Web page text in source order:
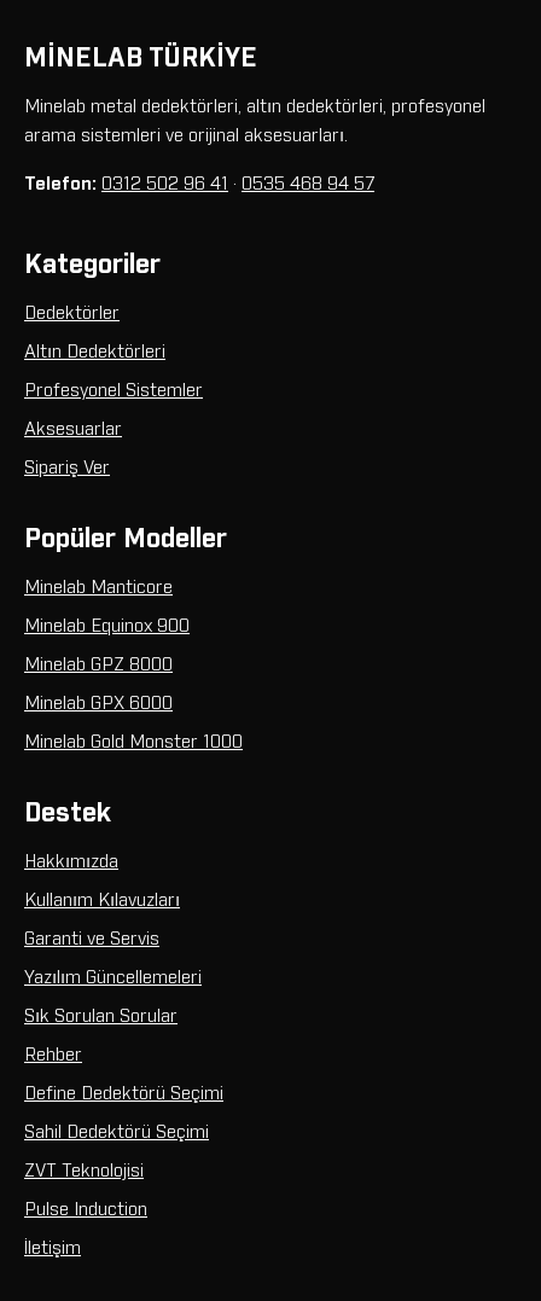
MİNELAB TÜRKİYE
Minelab metal dedektörleri, altın dedektörleri, profesyonel
arama sistemleri ve orijinal aksesuarları.
Telefon: 0312 502 96 41 · 0535 468 94 57
Kategoriler
Dedektörler
Altın Dedektörleri
Profesyonel Sistemler
Aksesuarlar
Sipariş Ver
Popüler Modeller
Minelab Manticore
Minelab Equinox 900
Minelab GPZ 8000
Minelab GPX 6000
Minelab Gold Monster 1000
Destek
Hakkımızda
Kullanım Kılavuzları
Garanti ve Servis
Yazılım Güncellemeleri
Sık Sorulan Sorular
Rehber
Define Dedektörü Seçimi
Sahil Dedektörü Seçimi
ZVT Teknolojisi
Pulse Induction
İletişim